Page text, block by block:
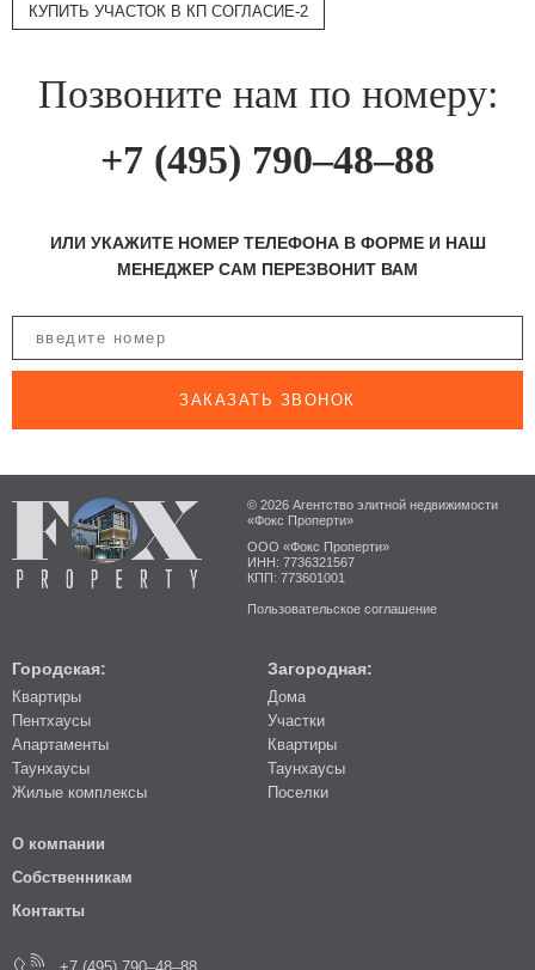
КУПИТЬ УЧАСТОК В КП СОГЛАСИЕ-2
Позвоните нам по номеру:
+7 (495) 790–48–88
ИЛИ УКАЖИТЕ НОМЕР ТЕЛЕФОНА В ФОРМЕ И НАШ
МЕНЕДЖЕР САМ ПЕРЕЗВОНИТ ВАМ
ЗАКАЗАТЬ ЗВОНОК
© 2026 Агентство элитной недвижимости
«Фокс Проперти»
ООО «Фокс Проперти»
ИНН: 7736321567
КПП: 773601001
Пользовательское соглашение
Городская:
Квартиры
Пентхаусы
Апартаменты
Таунхаусы
Жилые комплексы
Загородная:
Дома
Участки
Квартиры
Таунхаусы
Поселки
О компании
Собственникам
Контакты